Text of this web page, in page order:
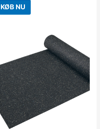
KØB NU